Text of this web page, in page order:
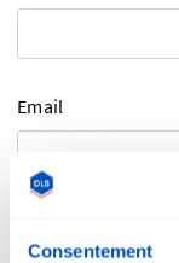
Consentement
Email